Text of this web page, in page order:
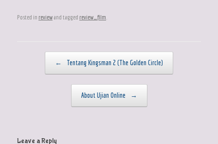
Posted in review and tagged review_film.
← Tentang Kingsman 2 (The Golden Circle)
About Ujian Online →
Leave a Reply